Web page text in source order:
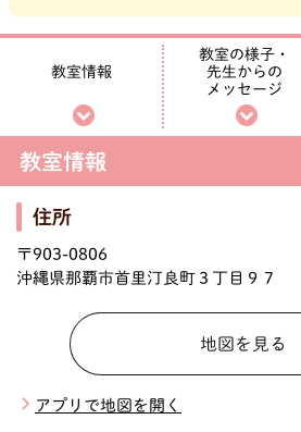
教室情報
教室の様子・
先生からの
メッセージ
教室情報
住所
〒903-0806
沖縄県那覇市首里汀良町３丁目９７
地図を見る
アプリで地図を開く